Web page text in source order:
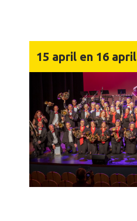
15 april en 16 april